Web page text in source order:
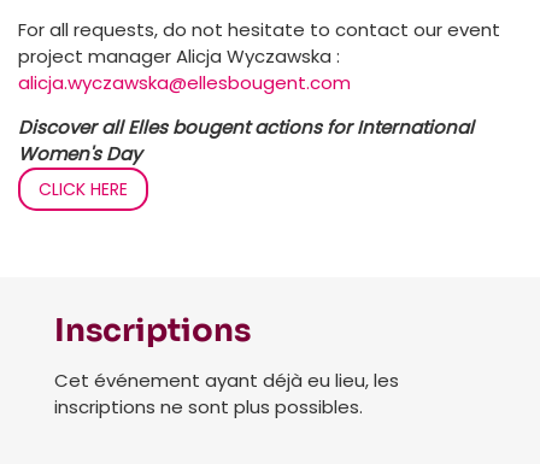
For all requests, do not hesitate to contact our event
project manager Alicja Wyczawska :
alicja.wyczawska@ellesbougent.com
Discover all Elles bougent actions for International
Women's Day
CLICK HERE
Inscriptions
Cet événement ayant déjà eu lieu, les
inscriptions ne sont plus possibles.